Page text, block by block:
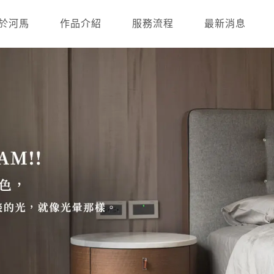
河馬 作品介紹 服務流程 最新消息